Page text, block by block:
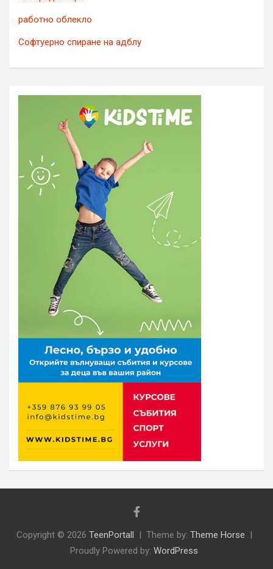
работно облекло
Софтуерно спиране на адблу
Copyright © 2026 TeenPortall Theme by: Theme Horse
Proudly Powered by: WordPress